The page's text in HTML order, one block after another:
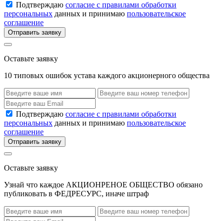
Подтверждаю согласие с правилами обработки
персональных данных и принимаю пользовательское
соглашение
Отправить заявку
Оставьте заявку
10 типовых ошибок устава каждого акционерного общества
Подтверждаю согласие с правилами обработки
персональных данных и принимаю пользовательское
соглашение
Отправить заявку
Оставьте заявку
Узнай что каждое АКЦИОНРЕНОЕ ОБЩЕСТВО обязано
публиковать в ФЕДРЕСУРС, иначе штраф